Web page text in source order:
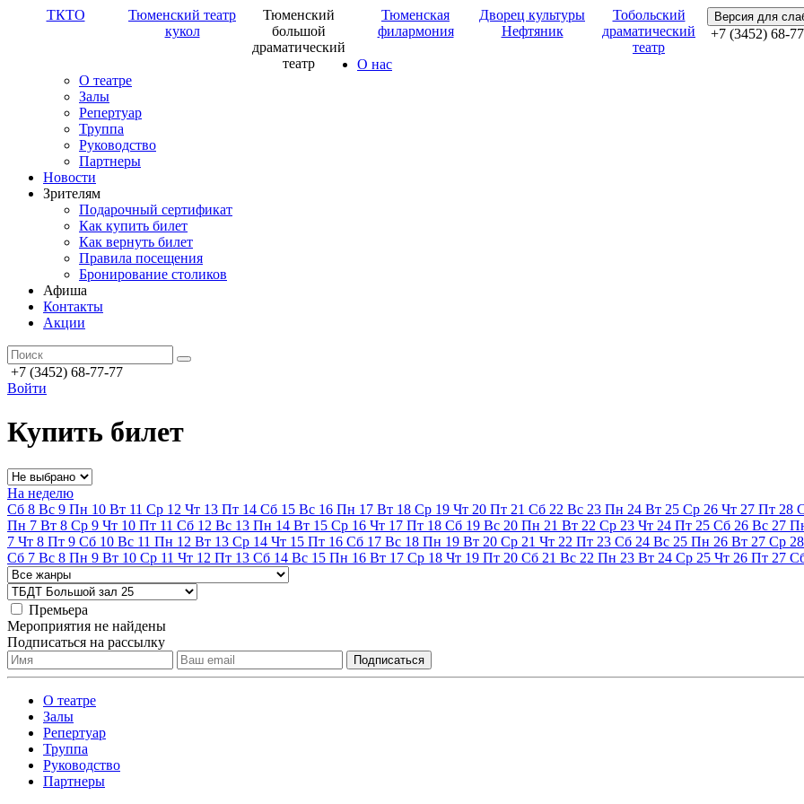
ТКТО
Тюменский театр
кукол
Тюменский
большой
драматический
театр
Тюменская
филармония
Дворец культуры
Нефтяник
Тобольский
драматический
театр
Версия для
+7 (3452) 68-
О нас
О театре
Залы
Репертуар
Труппа
Руководство
Партнеры
Новости
Зрителям
Подарочный сертификат
Как купить билет
Как вернуть билет
Правила посещения
Бронирование столиков
Афиша
Контакты
Акции
+7 (3452) 68-77-77
Войти
Купить билет
На неделю
Сб 8 Вс 9 Пн 10 Вт 11 Ср 12 Чт 13 Пт 14 Сб 15 Вс 16 Пн 17 Вт 18 Ср 19 Чт 20 Пт 21 Сб 22 Вс 23 Пн 24 Вт 25 Ср 26 Чт 27 Пт 28
Пн 7 Вт 8 Ср 9 Чт 10 Пт 11 Сб 12 Вс 13 Пн 14 Вт 15 Ср 16 Чт 17 Пт 18 Сб 19 Вс 20 Пн 21 Вт 22 Ср 23 Чт 24 Пт 25 Сб 26 Вс 27
7 Чт 8 Пт 9 Сб 10 Вс 11 Пн 12 Вт 13 Ср 14 Чт 15 Пт 16 Сб 17 Вс 18 Пн 19 Вт 20 Ср 21 Чт 22 Пт 23 Сб 24 Вс 25 Пн 26 Вт 27 Ср 28
Сб 7 Вс 8 Пн 9 Вт 10 Ср 11 Чт 12 Пт 13 Сб 14 Вс 15 Пн 16 Вт 17 Ср 18 Чт 19 Пт 20 Сб 21 Вс 22 Пн 23 Вт 24 Ср 25 Чт 26 Пт 27
Премьера
Мероприятия не найдены
Подписаться на рассылку
О театре
Залы
Репертуар
Труппа
Руководство
Партнеры